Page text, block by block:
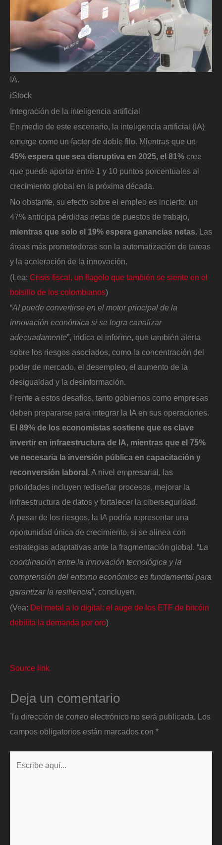
IA.
iStock
Integración de la inteligencia artificial
En medio de este escenario, la inteligencia artificial (IA)
emerge como un factor de doble filo. Mientras que un
45% espera que sea disruptiva en 2025, el 81% cree
que puede aportar entre 1 y 10 puntos porcentuales al
crecimiento global en la próxima década.
No obstante, su efecto sobre el empleo es incierto: un
47% anticipa pérdidas netas de puestos de trabajo,
mientras que solo el 19% espera ganancias netas. Las
áreas más prometedoras son la automatización de tareas
y la aceleración de la innovación.
(Lea: Crisis fiscal, un flagelo que también se siente en el
bolsillo de los colombianos)
“AI puede convertirse en el motor principal de la
innovación económica si se logra canalizar
adecuadamente”, indica el informe, que también alerta
sobre los riesgos asociados, como la concentración del
poder de mercado, el desempleo, el aumento de la
desigualdad y la desinformación.
Frente a estos desafíos, tanto gobiernos como empresas
deben prepararse para integrar la IA en sus operaciones.
El 89% de los economistas sostiene que es clave
invertir en infraestructura de IA, mientras que el 75%
ve necesaria la inversión pública en capacitación y
reconversión laboral.A nivel empresarial, las
prioridades incluyen rediseñar procesos, mejorar la
infraestructura de datos y fortalecer la ciberseguridad.
A pesar de los riesgos, la IA podría representar una
oportunidad única de crecimiento, si se alinea con
estrategias adaptativas ante la fragmentación global. “La
coordinación entre la innovación tecnológica y la
comprensión del entorno económico es fundamental para
garantizar la resiliencia”, concluyen.
(Vea: Del metal a lo digital: el auge de los ETF de bitcóin
debilita la demanda por oro)
Source link
Deja un comentario
Tu dirección de correo electrónico no será publicada.
Los
campos obligatorios están marcados con *